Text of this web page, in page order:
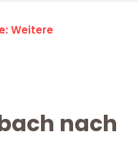
Weitere
nach